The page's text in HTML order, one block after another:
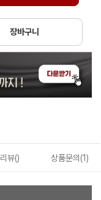
장바구니
리뷰() 상품문의(1)